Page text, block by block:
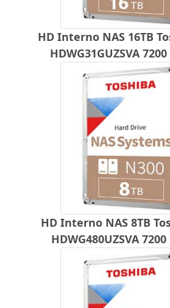
HD Interno NAS 16TB
HDWG31GUZSVA 7200
HD Interno NAS 8TB
HDWG480UZSVA 7200